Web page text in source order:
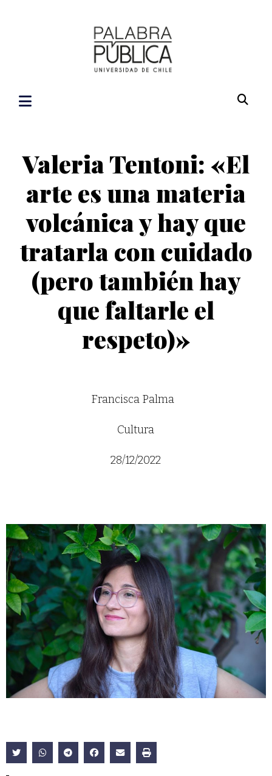
Valeria Tentoni: «El
arte es una materia
volcánica y hay que
tratarla con cuidado
(pero también hay
que faltarle el
respeto)»
Francisca Palma
Cultura
28/12/2022